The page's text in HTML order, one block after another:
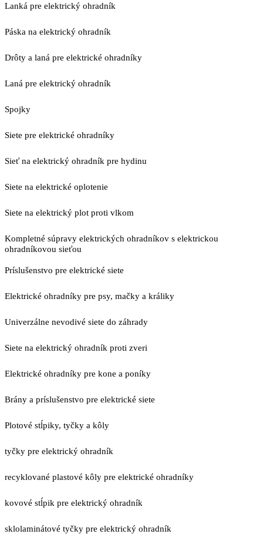
Lanká pre elektrický ohradník
Páska na elektrický ohradník
Drôty a laná pre elektrické ohradníky
Laná pre elektrický ohradník
Spojky
Siete pre elektrické ohradníky
Sieť na elektrický ohradník pre hydinu
Siete na elektrické oplotenie
Siete na elektrický plot proti vlkom
Kompletné súpravy elektrických ohradníkov s elektrickou
ohradníkovou sieťou
Príslušenstvo pre elektrické siete
Elektrické ohradníky pre psy, mačky a králiky
Univerzálne nevodivé siete do záhrady
Siete na elektrický ohradník proti zveri
Elektrické ohradníky pre kone a poníky
Brány a príslušenstvo pre elektrické siete
Plotové stĺpiky, tyčky a kôly
tyčky pre elektrický ohradník
recyklované plastové kôly pre elektrické ohradníky
kovové stĺpik pre elektrický ohradník
sklolaminátové tyčky pre elektrický ohradník